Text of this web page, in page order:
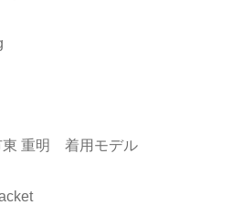
重明 着用モデル